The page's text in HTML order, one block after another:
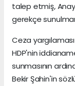
talep etmiş,
gerekçe
Ceza
HDP'nin
sunmasının
Bekir Şahin'in